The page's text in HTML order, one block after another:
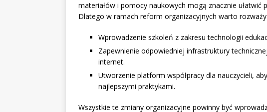
materiałów i pomocy naukowych mogą znacznie ułatwić
Dlatego w ramach reform organizacyjnych warto
Wprowadzenie szkoleń z zakresu technologii
Zapewnienie odpowiedniej infrastruktury
internet.
Utworzenie platform współpracy dla nauczycieli,
najlepszymi praktykami.
Wszystkie te zmiany organizacyjne powinny być